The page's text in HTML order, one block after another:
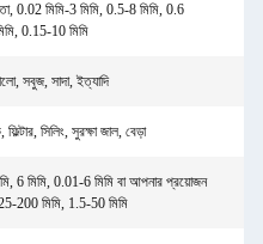
0.02 মিমি-3 মিমি, 0.5-8 মিমি, 0.6
0.15-10 মিমি
সবুজ, সাদা, ইত্যাদি
সিলিং, সুরক্ষা জাল, বেড়া
6 মিমি, 0.01-6 মিমি বা আপনার প্রয়োজন
200 মিমি, 1.5-50 মিমি